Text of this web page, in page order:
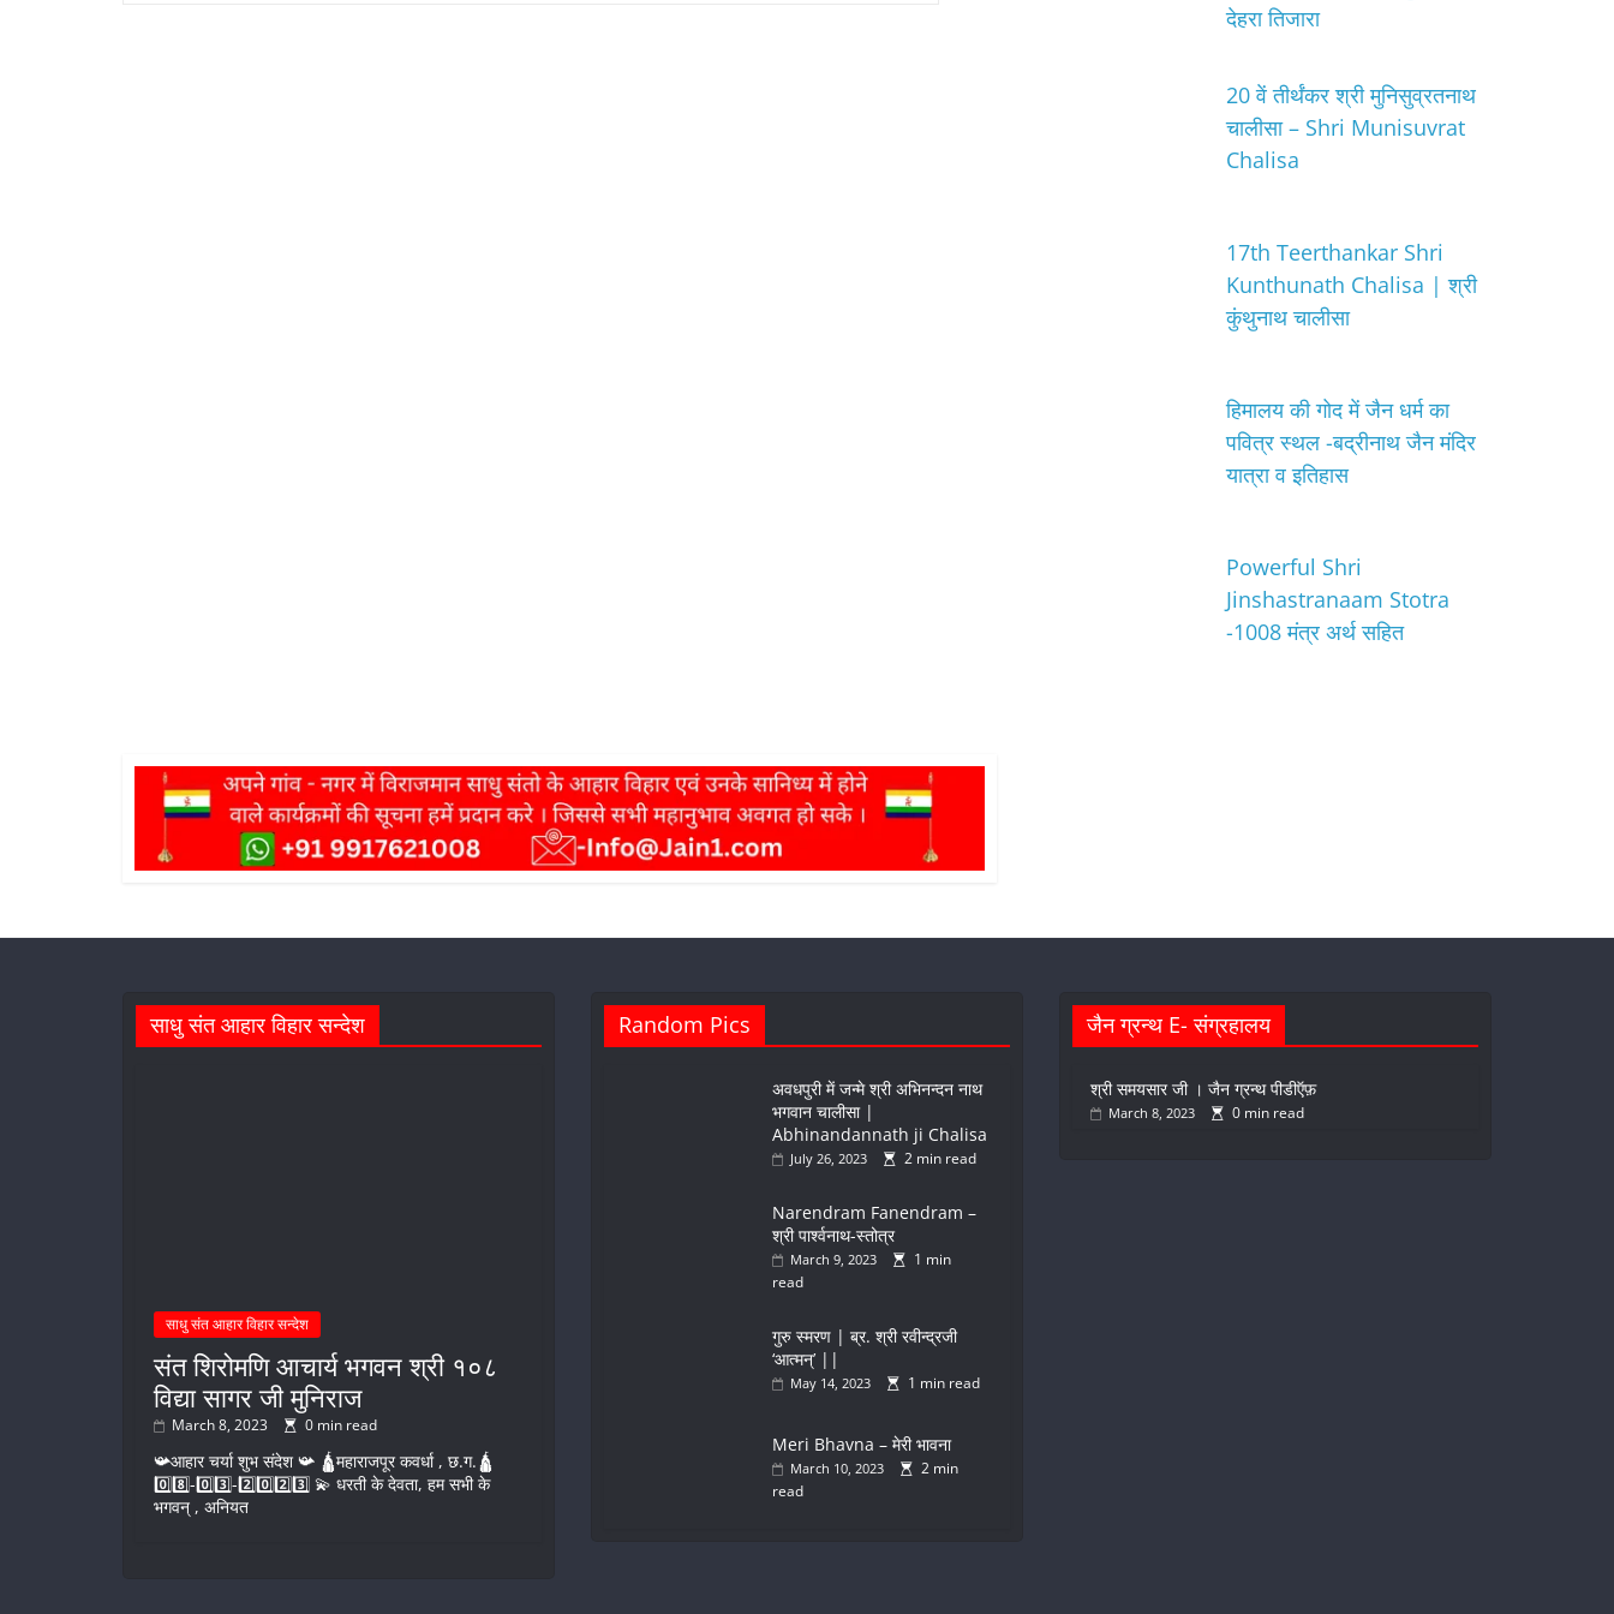
देहरा तिजारा
20 वें तीर्थंकर श्री मुनिसुव्रतनाथ
चालीसा – Shri Munisuvrat
Chalisa
17th Teerthankar Shri
Kunthunath Chalisa | श्री
कुंथुनाथ चालीसा
हिमालय की गोद में जैन धर्म का
पवित्र स्थल -बद्रीनाथ जैन मंदिर
यात्रा व इतिहास
Powerful Shri
Jinshastranaam Stotra
-1008 मंत्र अर्थ सहित
साधु संत आहार विहार सन्देश
साधु संत आहार विहार सन्देश
संत शिरोमणि आचार्य भगवन श्री १०८
विद्या सागर जी मुनिराज
March 8, 2023 0 min read
📯आहार चर्या शुभ संदेश 📯 🛕महाराजपूर कवर्धा , छ.ग.🛕
0️⃣8️⃣-0️⃣3️⃣-2️⃣0️⃣2️⃣3️⃣ 💫 धरती के देवता, हम सभी के
भगवन् , अनियत
Random Pics
अवधपुरी में जन्मे श्री अभिनन्दन नाथ
भगवान चालीसा |
Abhinandannath ji Chalisa
July 26, 2023 2 min read
Narendram Fanendram –
श्री पार्श्वनाथ-स्तोत्र
March 9, 2023
1 min
read
गुरु स्मरण | ब्र. श्री रवीन्द्रजी
‘आत्मन्’ ||
May 14, 2023 1 min read
Meri Bhavna – मेरी भावना
March 10, 2023
2 min
read
जैन ग्रन्थ E- संग्रहालय
श्री समयसार जी । जैन ग्रन्थ पीडीऍफ़
March 8, 2023 0 min read